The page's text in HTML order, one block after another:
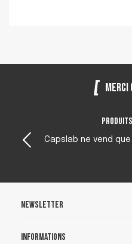
Merci
Capslab ne vend
Newsletter
Informations